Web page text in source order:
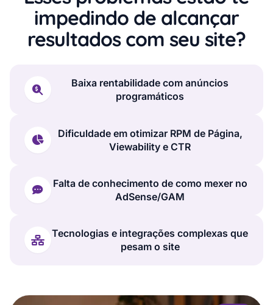
impedindo de alcançar
resultados com seu site?
Baixa rentabilidade com anúncios
programáticos
Dificuldade em otimizar RPM de Página,
Viewability e CTR
Falta de conhecimento de como mexer no
AdSense/GAM
Tecnologias e integrações complexas que
pesam o site